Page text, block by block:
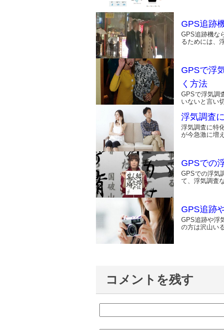
GPS追跡
GPS追跡機な
るためには、
GPSで浮
く方法
GPSで浮気調
いないと言い
浮気調査
浮気調査に特
が今急激に増
GPSでの
GPSでの浮気
て、浮気調査
GPS追跡
GPS追跡や浮
の方は沢山い
コメントを残す